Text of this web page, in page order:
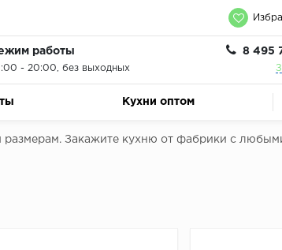
работы
- 20:00, без выходных
8 495
Кухни оптом
размерам. Закажите кухню от фабрики с